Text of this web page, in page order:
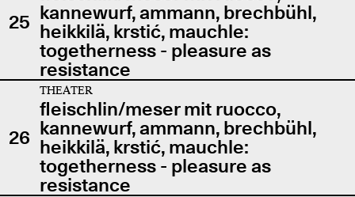
25 kannewurf, ammann, brechbühl,
heikkilä, krstić, mauchle:
togetherness - pleasure as
resistance
26
THEATER
fleischlin/meser mit ruocco,
kannewurf, ammann, brechbühl,
heikkilä, krstić, mauchle:
togetherness - pleasure as
resistance